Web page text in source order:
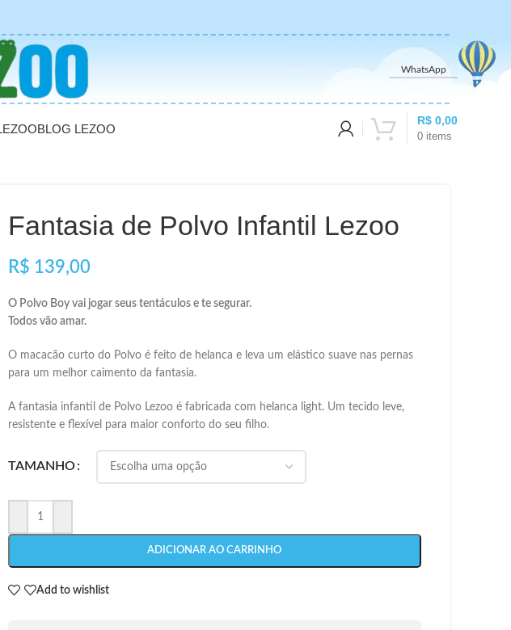
WhatsApp
BLOG LEZOO
0 items
R$ 0,00
Fantasia de Polvo Infantil Lezoo
R$
O Polvo Boy vai jogar seus tentáculos e te segurar.
Todos vão amar.
O macacão curto do Polvo é feito de helanca e leva um elástico suave nas pernas
para um melhor caimento da fantasia.
A fantasia infantil de Polvo Lezoo é fabricada com helanca light. Um tecido leve,
resistente e flexível para maior conforto do seu filho.
TAMANHO
ADICIONAR AO CARRINHO
Add to wishlist